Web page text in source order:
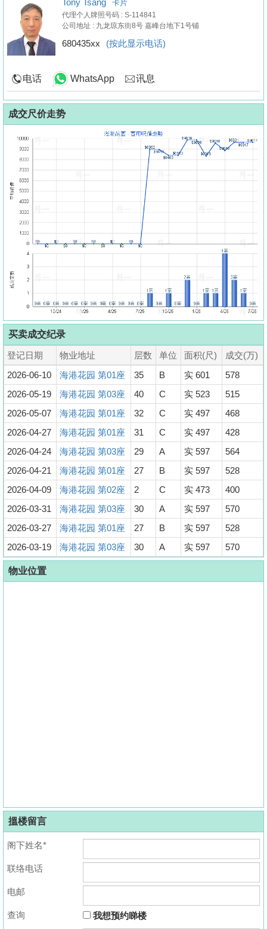
Tony Tsang 卡片
代理个人牌照号码 : S-114841
公司地址 : 九龙琼东街8号 嘉峰台地下1号铺
680435xx (按此显示电话)
电话 WhatsApp 讯息
成交尺价走势
买卖成交纪录
登记日期 物业地址 层数 单位 面积(尺)
成交(万)
2026-06-10
海港花园 第01座 35 B 实 601
578
2026-05-19
海港花园 第03座 40 C 实 523
515
2026-05-07
海港花园 第01座 32 C 实 497
468
2026-04-27
海港花园 第01座 31 C 实 497
428
2026-04-24
海港花园 第03座 29 A 实 597
564
2026-04-21
海港花园 第01座 27 B 实 597
528
2026-04-09
海港花园 第02座 2 C 实 473
400
2026-03-31
海港花园 第03座 30 A 实 597
570
2026-03-27
海港花园 第01座 27 B 实 597
528
2026-03-19
海港花园 第03座 30 A 实 597 570
物业位置
搵楼留言
阁下姓名*
联络电话
电邮
查询
我想预约睇楼